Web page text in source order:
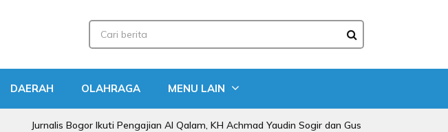
DAERAH OLAHRAGA MENU LAIN
Bogor Ikuti Pengajian Al Qalam, KH Achmad Yaudin Sogir dan Gus Sholeh Beri Pesan Spiritual